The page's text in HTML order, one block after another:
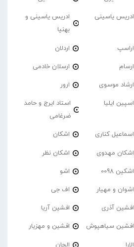
ادریس یاسینی
ادریس یاسینی و
بهنیا
اراسپ اردلان
ارسام ارسلان خادمی
ارشاد موسوی ارور
اسپین ایلیا
استاد ایرج و حامد
ضرغامی
اسماعیل کناری اشکان
اشکان مهدوی اشکان نظر
اشکین 0098 اشو
اشوان و مهیار اف جی
افشین آذری افشین آریا
افشین سیاهپوش افشین و مهزیار
الارا الجان